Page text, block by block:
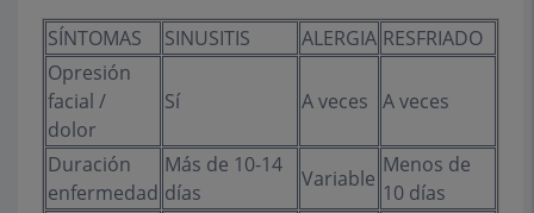
SÍNTOMAS SINUSITIS ALERGIA RESFRIADO
Opresión
facial /
dolor
Sí A veces A veces
Duración
enfermedad
Más de 10-14
días
Variable
Menos de
10 días